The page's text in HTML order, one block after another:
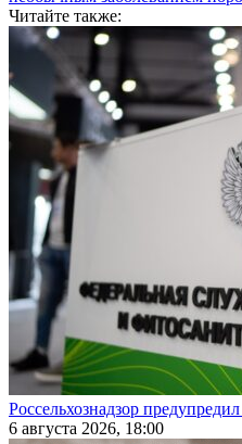
Читайте также:
Россельхознадзор
6 августа 2026, 18:00